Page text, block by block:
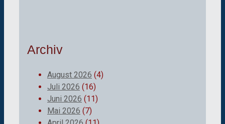
Archiv
August 2026 (4)
Juli 2026 (16)
Juni 2026 (11)
Mai 2026 (7)